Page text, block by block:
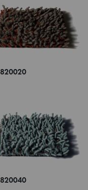
820020
820040